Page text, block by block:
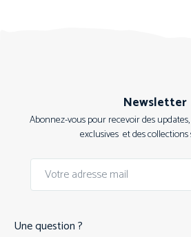
Newsletter
Abonnez-vous pour recevoir des
exclusives et des collections
Une question ?